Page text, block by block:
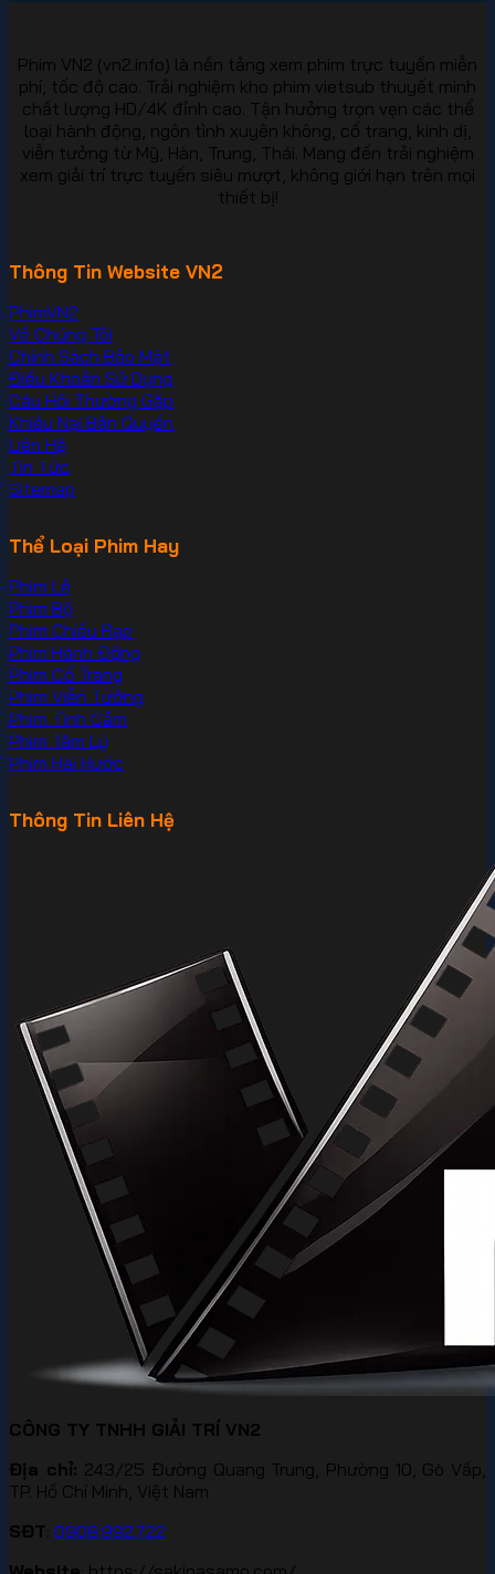
Phim VN2 (vn2.info) là nền tảng xem phim trực tuyến miễn
phí, tốc độ cao. Trải nghiệm kho phim vietsub thuyết minh
chất lượng HD/4K đỉnh cao. Tận hưởng trọn vẹn các thể
loại hành động, ngôn tình xuyên không, cổ trang, kinh dị,
viễn tưởng từ Mỹ, Hàn, Trung, Thái. Mang đến trải nghiệm
xem giải trí trực tuyến siêu mượt, không giới hạn trên mọi
thiết bị!
Thông Tin Website VN2
PhimVN2
Về Chúng Tôi
Chính Sách Bảo Mật
Điều Khoản Sử Dụng
Câu Hỏi Thường Gặp
Khiếu Nại Bản Quyền
Liên Hệ
Tin Tức
Sitemap
Thể Loại Phim Hay
Phim Lẻ
Phim Bộ
Phim Chiếu Rạp
Phim Hành Động
Phim Cổ Trang
Phim Viễn Tưởng
Phim Tình Cảm
Phim Tâm Lý
Phim Hài Hước
Thông Tin Liên Hệ
CÔNG TY TNHH GIẢI TRÍ VN2
Địa chỉ: 243/25 Đường Quang Trung, Phường 10, Gò Vấp,
TP. Hồ Chí Minh, Việt Nam
SĐT 0908.992.722